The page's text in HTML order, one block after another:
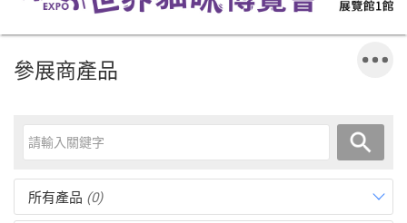
參展商產品
所有產品 (0)